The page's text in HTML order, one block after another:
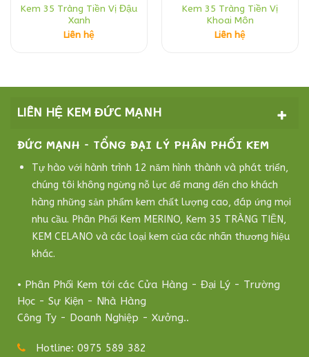
Kem 35 Tràng Tiền Vị Đậu
Xanh
Liên hệ
Kem 35 Tràng Tiền Vị
Khoai Môn
Liên hệ
LIÊN HỆ KEM ĐỨC MẠNH
ĐỨC MẠNH - TỔNG ĐẠI LÝ PHÂN PHỐI KEM
Tự hào với hành trình 12 năm hình thành và phát triển,
chúng tôi không ngừng nỗ lực để mang đến cho khách
hàng những sản phẩm kem chất lượng cao, đáp ứng mọi
nhu cầu. Phân Phối Kem MERINO, Kem 35 TRÀNG TIỀN,
KEM CELANO và các loại kem của các nhãn thương hiệu
khác.
• Phân Phối Kem tới các Cửa Hàng - Đại Lý - Trường
Học - Sự Kiện - Nhà Hàng
Công Ty - Doanh Nghiệp - Xưởng..
Hotline: 0975 589 382